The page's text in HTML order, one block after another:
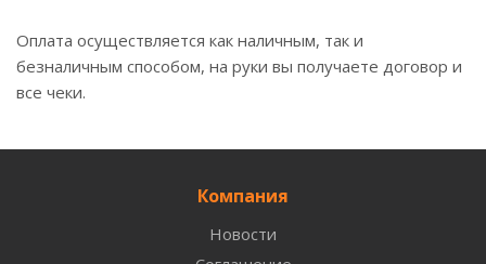
Оплата осуществляется как наличным, так и
безналичным способом, на руки вы получаете договор и
все чеки.
Компания
Новости